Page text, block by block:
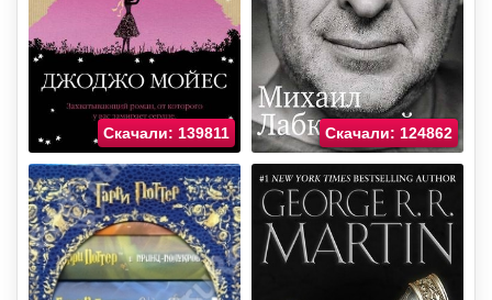
Скачали: 139811 Скачали: 124862